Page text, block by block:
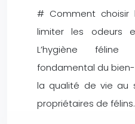
# Comment choisir
limiter les odeurs
L’hygiène
fondamental du
la qualité de vie au
propriétaires de